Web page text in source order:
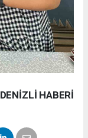
DENIZLI HABERİ